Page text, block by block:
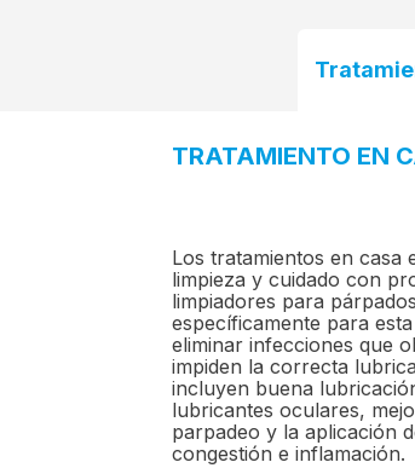
TRATAMIENTO EN
Los tratamientos en casa
limpieza y cuidado con
limpiadores para
específicamente para
eliminar infecciones que
impiden la correcta
incluyen buena
lubricantes oculares,
parpadeo y la aplicación
congestión e inflamación.